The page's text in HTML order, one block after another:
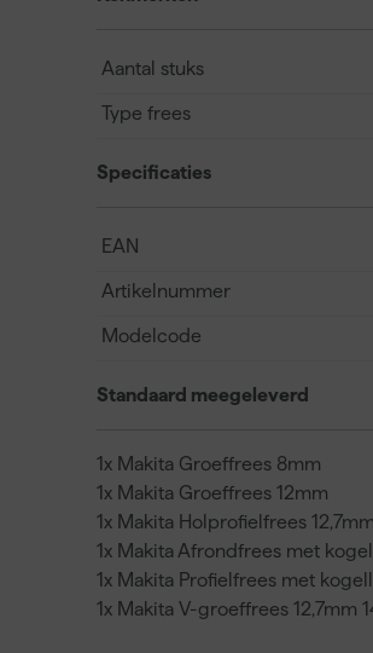
Aantal stuks
Type frees
Specificaties
EAN
Artikelnummer
Modelcode
Standaard meegeleverd
1x Makita Groeffrees 8mm
1x Makita Groeffrees 12mm
1x Makita Holprofielfrees
1x Makita Afrondfrees met
1x Makita Profielfrees met
1x Makita V-groeffrees 12,7mm